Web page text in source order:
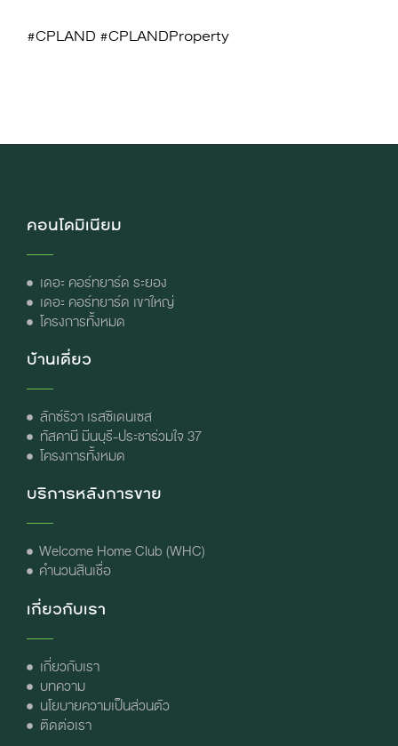
#CPLAND #CPLANDProperty
คอนโดมิเนียม
เดอะ คอร์ทยาร์ด ระยอง
เดอะ คอร์ทยาร์ด เขาใหญ่
โครงการทั้งหมด
บ้านเดี่ยว
ลักซ์ริวา เรสซิเดนเซส
ทัสคานี มีนบุรี-ประชาร่วมใจ 37
โครงการทั้งหมด
บริการหลังการขาย
Welcome Home Club (WHC)
คำนวนสินเชื่อ
เกี่ยวกับเรา
เกี่ยวกับเรา
บทความ
นโยบายความเป็นส่วนตัว
ติดต่อเรา